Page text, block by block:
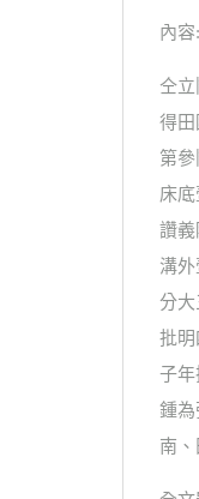
內容:
仝
得田
第
床
讚義
溝
分大
批明
子年
鍾為
南